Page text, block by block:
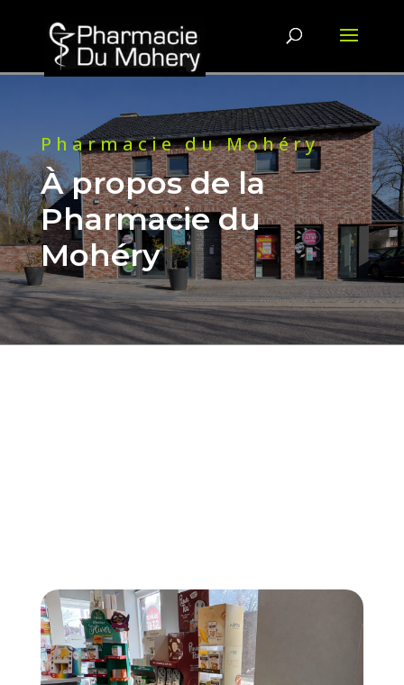
Pharmacie du Mohéry
À propos de la
Pharmacie du
Mohéry
DES QUESTIONS ? CONTACTEZ-